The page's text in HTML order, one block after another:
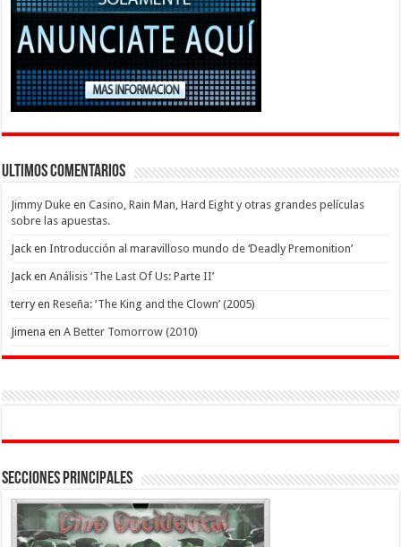
Ultimos Comentarios
Jimmy Duke enCasino, Rain Man, Hard Eight y otras grandes películas
sobre las apuestas.
Jack enIntroducción al maravilloso mundo de ‘Deadly Premonition’
Jack enAnálisis ‘The Last Of Us: Parte II’
terryenReseña: ‘The King and the Clown’ (2005)
Jimena enA Better Tomorrow (2010)
Secciones Principales